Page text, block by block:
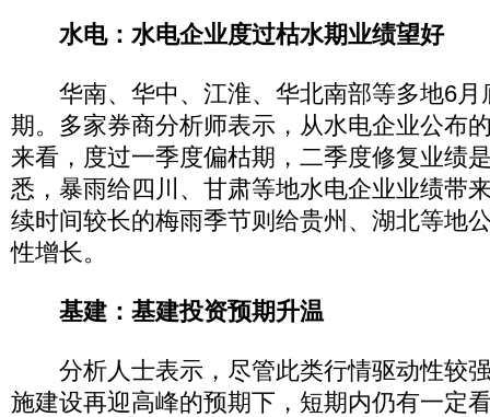
水电：水电企业度过枯水期业绩望好
华南、华中、江淮、华北南部等多地6月
期。多家券商分析师表示，从水电企业公布
来看，度过一季度偏枯期，二季度修复业绩
悉，暴雨给四川、甘肃等地水电企业业绩带
续时间较长的梅雨季节则给贵州、湖北等地
性增长。
基建：基建投资预期升温
分析人士表示，尽管此类行情驱动性较
施建设再迎高峰的预期下，短期内仍有一定